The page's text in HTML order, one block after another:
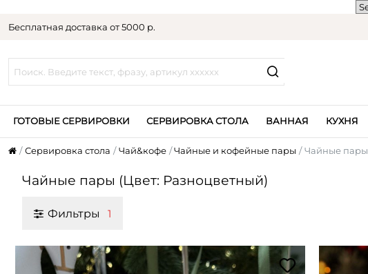
Бесплатная доставка от 5000 р.
ГОТОВЫЕ СЕРВИРОВКИ СЕРВИРОВКА СТОЛА ВАННАЯ КУХНЯ
Сервировка стола Чай&кофе Чайные и кофейные пары Чайные пары
Чайные пары (Цвет: Разноцветный)
Фильтры 1